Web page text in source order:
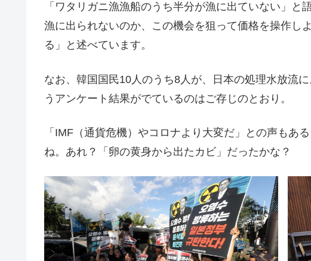
「ワタリガニ漁漁船のうち半分が漁に出ていない」
漁に出られないのか、この機会を狙って価格を操作し
る」と述べています。
なお、韓国国民10人のうち8人が、日本の処理水放流
うアンケート結果がでているのはご存じのとおり。
「IMF（通貨危機）やコロナより大変だ」との声もあ
ね。あれ？「卵の黄身から出たカビ」だったかな？